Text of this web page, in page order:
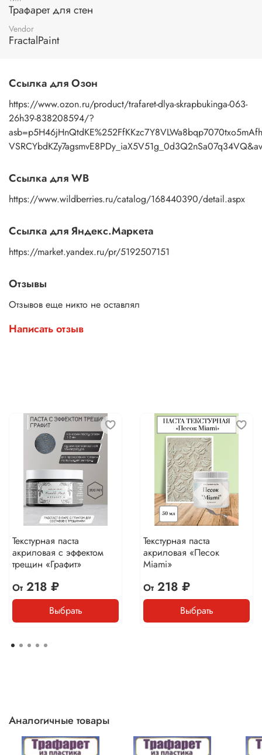
антропологический орнамент, геометрические узоры,
картинки с текстом и буквами, надписи, изображения в
классическом, винтажном, восточном стиле. Применив
различные трафареты и расположив их на поверхности
розеток. Трафарет – отличный инструмент для творчества
детей и взрослых, а также ценный подарок и
профессионалу и любителю.
Применение:нанесение узора осуществляется пастой с
помощью мастихина или шпателя. После работы промыть
трафарет под теплой водой с моющим средством, затем
Трафарет для стен
Vendor
FractalPaint
Ссылка для Озон
https://www.ozon.ru/product/trafaret-dlya-skrapbukinga-063-
26h39-838208594/?
Ссылка для WB
https://www.wildberries.ru/catalog/168440390/detail.aspx
Ссылка для Яндекс.Маркета
https://market.yandex.ru/pr/5192507151
Отзывы
Отзывов еще никто не оставлял
Написать отзыв
Текстурная паста
акриловая с эффектом
трещин «Графит»
От218 ₽
Выбрать
Текстурная паста
акриловая «Песок
Miami»
От218 ₽
Выбрать
Аналогичные товары